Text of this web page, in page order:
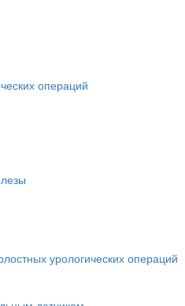
операций
урологических операций